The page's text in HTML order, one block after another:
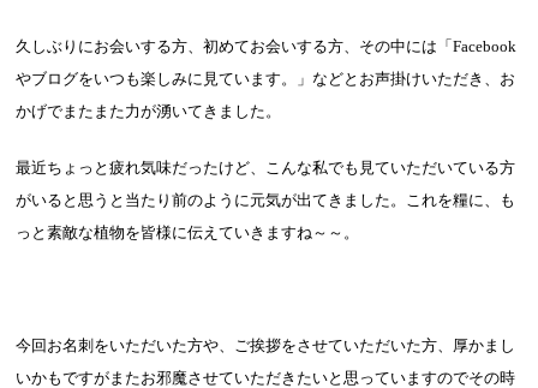
久しぶりにお会いする方、初めてお会いする方、その中には「Facebook
やブログをいつも楽しみに見ています。」などとお声掛けいただき、お
かげでまたまた力が湧いてきました。
最近ちょっと疲れ気味だったけど、こんな私でも見ていただいている方
がいると思うと当たり前のように元気が出てきました。これを糧に、も
っと素敵な植物を皆様に伝えていきますね～～。
今回お名刺をいただいた方や、ご挨拶をさせていただいた方、厚かまし
いかもですがまたお邪魔させていただきたいと思っていますのでその時